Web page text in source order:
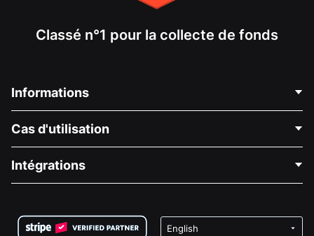
Classé n°1 pour la collecte de fonds
Informations
À propos de nous
Carrières
Confidentialité
Cas d'utilisation
Collecte de fonds médicale
Collecte de fonds caritative
Intégrations
Plugin de don Wix